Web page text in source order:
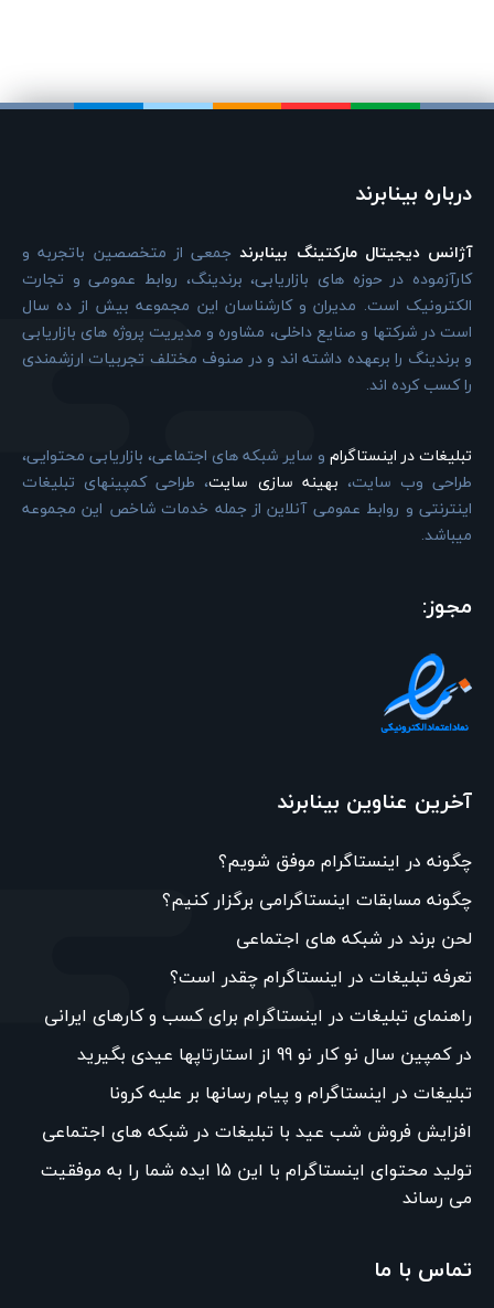
درباره بینابرند
آژانس دیجیتال مارکتینگ بینابرندجمعی از متخصصین باتجربه و
کارآزموده در حوزه های بازاریابی، برندینگ، روابط عمومی و تجارت
الکترونیک است. مدیران و کارشناسان این مجموعه بیش از ده سال
است در شرکتها و صنایع داخلی، مشاوره و مدیریت پروژه های بازاریابی
و برندینگ را برعهده داشته اند و در صنوف مختلف تجربیات ارزشمندی
را کسب کرده اند.
تبلیغات در اینستاگرام و سایر شبکه های اجتماعی، بازاریابی محتوایی،
طراحی وب سایت، بهینه سازی سایت، طراحی کمپینهای تبلیغات
اینترنتی و روابط عمومی آنلاین از جمله خدمات شاخص این مجموعه
میباشد.
مجوز:
آخرین عناوین بینابرند
چگونه در اینستاگرام موفق شویم؟
چگونه مسابقات اینستاگرامی برگزار کنیم؟
لحن برند در شبکه های اجتماعی
تعرفه تبلیغات در اینستاگرام چقدر است؟
راهنمای تبلیغات در اینستاگرام برای کسب و کارهای ایرانی
در کمپین سال نو کار نو 99 از استارتاپها عیدی بگیرید
تبلیغات در اینستاگرام و پیام رسانها بر علیه کرونا
افزایش فروش شب عید با تبلیغات در شبکه های اجتماعی
تولید محتوای اینستاگرام با این 15 ایده شما را به موفقیت
می رساند
تماس با ما